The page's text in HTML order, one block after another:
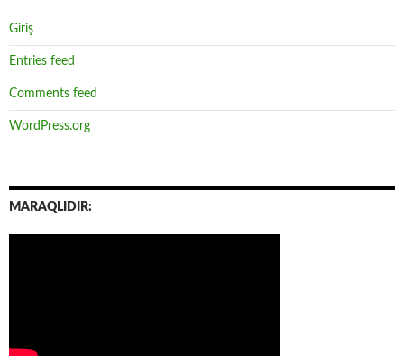
Giriş
Entries feed
Comments feed
WordPress.org
MARAQLIDIR: